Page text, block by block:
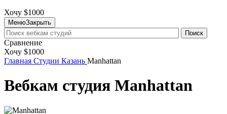
Хочу $1000
МенюЗакрыть
Поиск
Сравнение
Хочу $1000
Главная Студии Казань Manhattan
Вебкам студия Manhattan